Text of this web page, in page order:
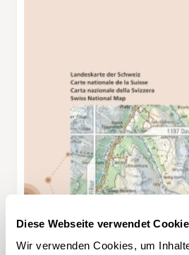
Diese Webseite verwendet
Wir verwenden Cookies, um